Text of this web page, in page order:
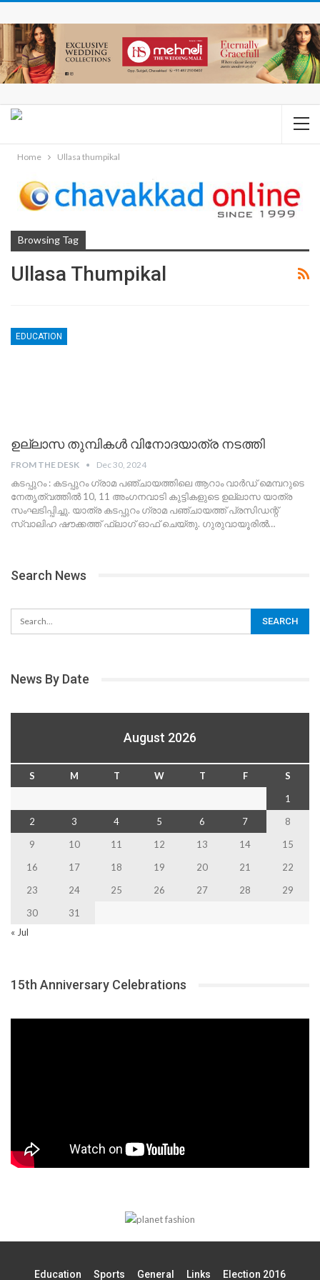
Home Ullasa thumpikal
Browsing Tag
Ullasa Thumpikal
EDUCATION
ഉല്ലാസ തുമ്പികൾ വിനോദയാത്ര നടത്തി
FROM THE DESK Dec 30, 2024
കടപ്പുറം : കടപ്പുറം ഗ്രാമ പഞ്ചായത്തിലെ ആറാം വാർഡ് മെമ്പറുടെ
നേതൃത്വത്തിൽ 10, 11 അംഗനവാടി കുട്ടികളുടെ ഉല്ലാസ യാത്ര
സംഘടിപ്പിച്ചു. യാത്ര കടപ്പുറം ഗ്രാമ പഞ്ചായത്ത്‌ പ്രസിഡന്റ്‌
സ്വാലിഹ ഷൗക്കത്ത് ഫ്ലാഗ് ഓഫ്‌ ചെയ്തു. ഗുരുവായൂരിൽ…
Search News
News By Date
August 2026
S M T W T F
S
1
2
3 4 5 6 7
8
9
10 11 12 13 14
15
16
17 18 19 20 21
22
23
24 25 26 27 28
29
30
31
« Jul
15th Anniversary Celebrations
Education Sports General Links Election 2016